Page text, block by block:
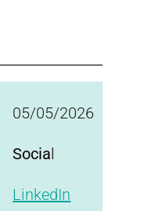
05/05/2026
Social
LinkedIn